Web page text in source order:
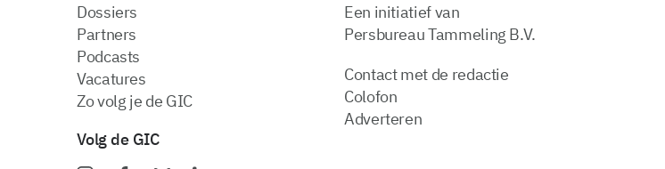
dossiers
partners
podcasts
vacatures
zo volg je de GIC
Volg de GIC
Een initiatief van
Persbureau Tammeling B.V.
Contact met de redactie
Colofon
Adverteren